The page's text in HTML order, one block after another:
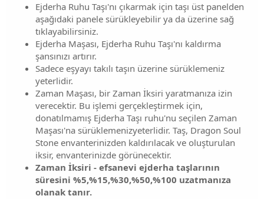
Ejderha Ruhu Taşı'nı çıkarmak için taşı üst panelden
aşağıdaki panele sürükleyebilir ya da üzerine sağ
tıklayabilirsiniz.
Ejderha Maşası, Ejderha Ruhu Taşı'nı kaldırma
şansınızı artırır.
Sadece eşyayı takılı taşın üzerine sürüklemeniz
yeterlidir.
Zaman Maşası, bir Zaman İksiri yaratmanıza izin
verecektir. Bu işlemi gerçekleştirmek için,
donatılmamış Ejderha Taşı ruhu'nu seçilen Zaman
Maşası'na sürüklemenizyeterlidir. Taş, Dragon Soul
Stone envanterinizden kaldırılacak ve oluşturulan
iksir, envanterinizde görünecektir.
Zaman İksiri - efsanevi ejderha taşlarının
süresini %5,%15,%30,%50,%100 uzatmanıza
olanak tanır.